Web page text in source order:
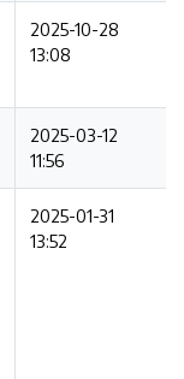
2025-10-28
13:08
2025-03-12
11:56
2025-01-31
13:52